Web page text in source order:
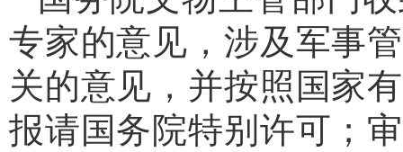
专家的意见，涉及军事
关的意见，并按照国家
报请国务院特别许可；